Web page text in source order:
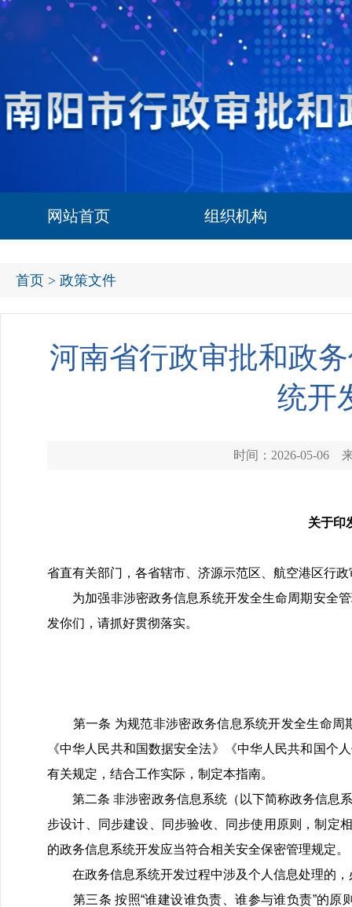
网站首页 组织机构
首页 > 政策文件
河南省行政审批和政
统开
时间：2026-05-06
关于印
省直有关部门，各省辖市、济源示范区、航空港区行
为加强非涉密政务信息系统开发全生命周期安全管
发你们，请抓好贯彻落实。
第一条 为规范非涉密政务信息系统开发全生命周
《中华人民共和国数据安全法》《中华人民共和国个
有关规定，结合工作实际，制定本指南。
第二条 非涉密政务信息系统（以下简称政务信息系
步设计、同步建设、同步验收、同步使用原则，制定
的政务信息系统开发应当符合相关安全保密管理规定。
在政务信息系统开发过程中涉及个人信息处理的，
第三条 按照“谁建设谁负责、谁参与谁负责”的原